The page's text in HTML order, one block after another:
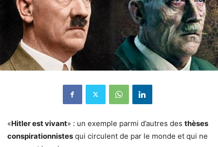
«Hitler est vivant» : un exemple parmi d’autres des thèses
conspirationnistes qui circulent de par le monde et qui ne